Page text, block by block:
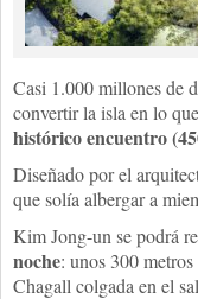
Casi 1.000 millones de
convertir la isla en lo
histórico encuentro
Diseñado por el
que solía albergar a
Kim Jong-un se podrá
noche: unos 300
Chagall colgada en el